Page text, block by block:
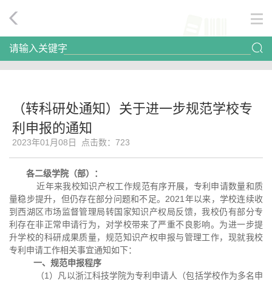
请输入关键字
（转科研处通知）关于进一步规范学校专
利申报的通知
2023年01月08日 点击数： 723
各二级学院（部） ：
近年来我校知识产权工作规范有序开展，专利申请数量和质
量稳步提升，但仍存在部分问题和不足。2021年以来，学校连续收
到西湖区市场监督管理局转国家知识产权局反馈，我校仍有部分专
利存在非正常申请行为，对学校带来了严重不良影响。为进一步提
升学校的科研成果质量，规范知识产权申报与管理工作，现就我校
专利申请工作相关事宜通知如下：
一、规范申报程序
（1）凡以浙江科技学院为专利申请人（包括学校作为多名申